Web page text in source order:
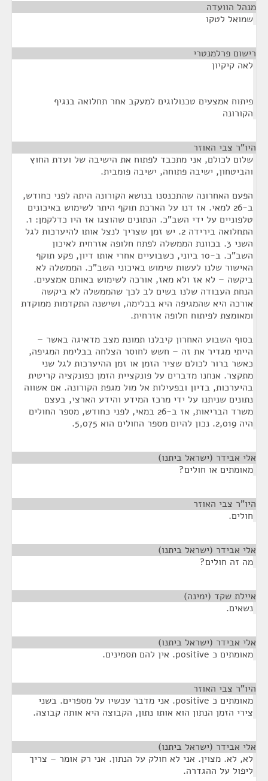
מנהל הוועדה
שמואל לטקו
רישום פרלמנטרי
לאה קיקיון
פיתוח אמצעים טכנולוגים למעקב אחר תחלואה בנגיף
הקורונה
היו"ר צבי האוזר
שלום לכולם, אני מתכבד לפתוח את הישיבה של ועדת החוץ
והביטחון, ישיבה פתוחה, ישיבה פומבית.
הפעם האחרונה שהתכנסנו בנושא הקורונה היתה לפני כחודש,
ב-26 למאי. אז דנו על הארכת תוקף היתר לשימוש באיכונים
טלפוניים על ידי השב"כ. הנתונים שהוצגו אז היו כדלקמן: 1.
התחלואה בירידה 2. יש זמן שצריך לנצל אותו להיערכות לגל
השני 3. בכוונת הממשלה לפתח חלופה אזרחית לאיכון
השב"כ. ב-10 ביוני, כשבועיים אחרי אותו דיון, פקע תוקף
האישור שלנו לעשות שימוש באיכוני השב"כ. הממשלה לא
ביקשה – לא אז ולא מאז, אורכה לשימוש באותם אמצעים.
הנחת העבודה שלנו בשים לב לכך שהממשלה לא ביקשה
אורכה היא שהמגיפה היא בבלימה, ושישנה התקדמות ממוקדת
ומאומצת לפיתוח חלופה אזרחית.
בסוף השבוע האחרון קיבלנו תמונת מצב מדאיגה באשר –
הייתי מגדיר את זה – חשש לחוסר הצלחה בבלימת המגיפה,
כאשר ברור לכולם שציר הזמן או זמן ההיערכות לגל שני
מתקצר. אנחנו מדברים על פונקציית הזמן כפונקציה קריטית
בהיערכות, בדיון ובפעילות אל מול מגפת הקורונה. אם אשווה
נתונים שניתנו על ידי מרכז המידע והידע הארצי, בעצם
משרד הבריאות, אז ב-26 במאי, לפני כחודש, מספר החולים
היה 2,019. נכון להיום מספר החולים הוא 5,075.
אלי אבידר (ישראל ביתנו)
מאומתים או חולים?
היו"ר צבי האוזר
חולים.
אלי אבידר (ישראל ביתנו)
מה זה חולים?
איילת שקד (ימינה)
נשאים.
אלי אבידר (ישראל ביתנו)
מאומתים כ positive. אין להם תסמינים.
היו"ר צבי האוזר
מאומתים כ positive. אני מדבר עכשיו על מספרים. בשני
צירי הזמן הנתון הוא אותו נתון, הקבוצה היא אותה קבוצה.
אלי אבידר (ישראל ביתנו)
לא, לא. מצוין. אני לא חולק על הנתון. אני רק אומר – צריך
ליפול על ההגדרה.